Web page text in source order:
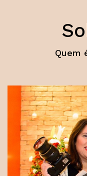
Quem